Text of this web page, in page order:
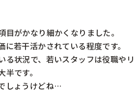
がかなり細かくなりました。
若干活かされている程度です。
る状況で、若いスタッフは役職やリ
です。
しょうけどね…